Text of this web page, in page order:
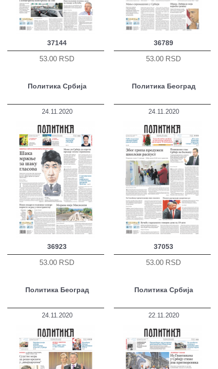
37144
53.00 RSD
36789
53.00 RSD
Политика Србија
24.11.2020
36923
53.00 RSD
Политика Београд
24.11.2020
37053
53.00 RSD
Политика Београд
24.11.2020
Политика Србија
22.11.2020